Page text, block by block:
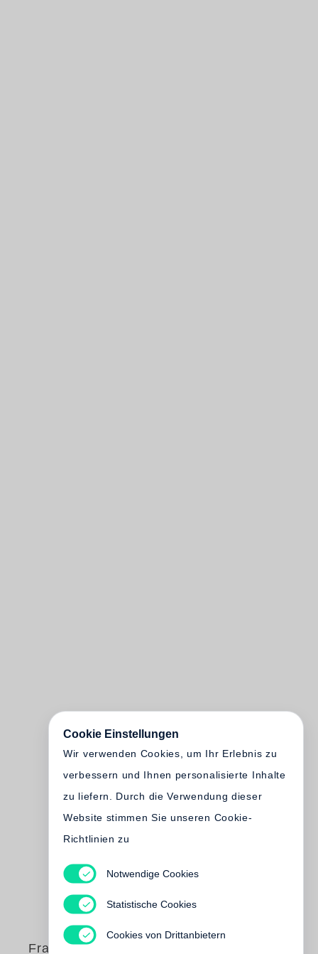
Francois-Marie
Cookie Einstellungen
Wir verwenden Cookies, um Ihr Erlebnis zu
verbessern und Ihnen personalisierte Inhalte
zu liefern. Durch die Verwendung dieser
Website stimmen Sie unseren Cookie-
Richtlinien zu
Notwendige Cookies
Statistische Cookies
Cookies von Drittanbietern